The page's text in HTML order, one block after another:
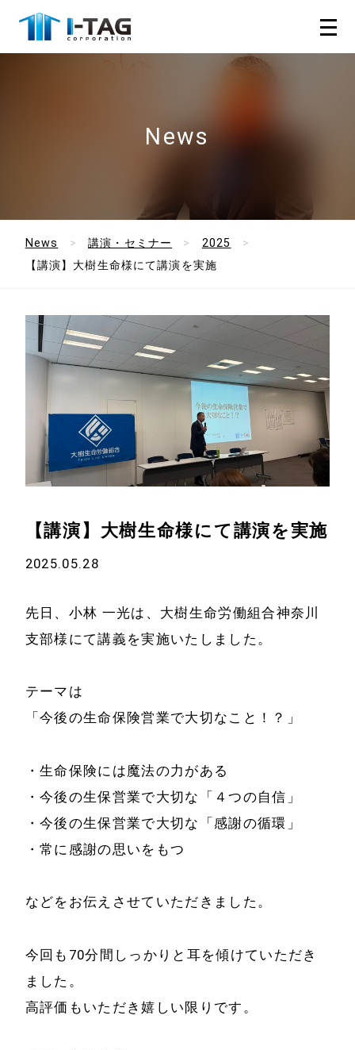
ホーム
サービス
事例と実績
事例と実績
会社情報
会社概要
づく表示
メールマガジン
News
News 講演・セミナー
2025
【講演】大樹生命様にて講演を実施
【講演】大樹生命様にて講演を実施
2025.05.28
先日、小林 一光は、大樹生命労働組合神奈川
支部様にて講義を実施いたしました。
テーマは
「今後の生命保険営業で大切なこと！？」
・生命保険には魔法の力がある
・今後の生保営業で大切な「４つの自信」
・今後の生保営業で大切な「感謝の循環」
・常に感謝の思いをもつ
などをお伝えさせていただきました。
今回も70分間しっかりと耳を傾けていただき
ました。
高評価もいただき嬉しい限りです。